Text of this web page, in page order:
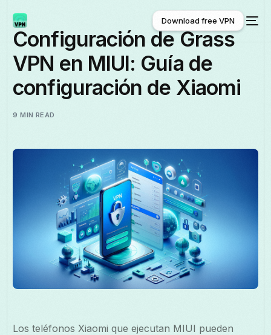
Español
Download free VPN
Download free VPN
Configuración de Grass
VPN en MIUI: Guía de
configuración de Xiaomi
9 MIN READ
Los teléfonos Xiaomi que ejecutan MIUI pueden